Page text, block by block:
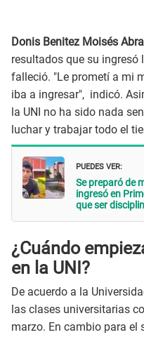
Donis Benitez Moisés
resultados que su ingresó
falleció. "Le prometí a mi
iba a ingresar", indicó.
la UNI no ha sido nada
luchar y trabajar todo el
PUEDES VER:
Se preparó de
ingresó en
que ser
¿Cuándo
en la UNI?
De acuerdo a la
las clases universitarias
marzo. En cambio para el